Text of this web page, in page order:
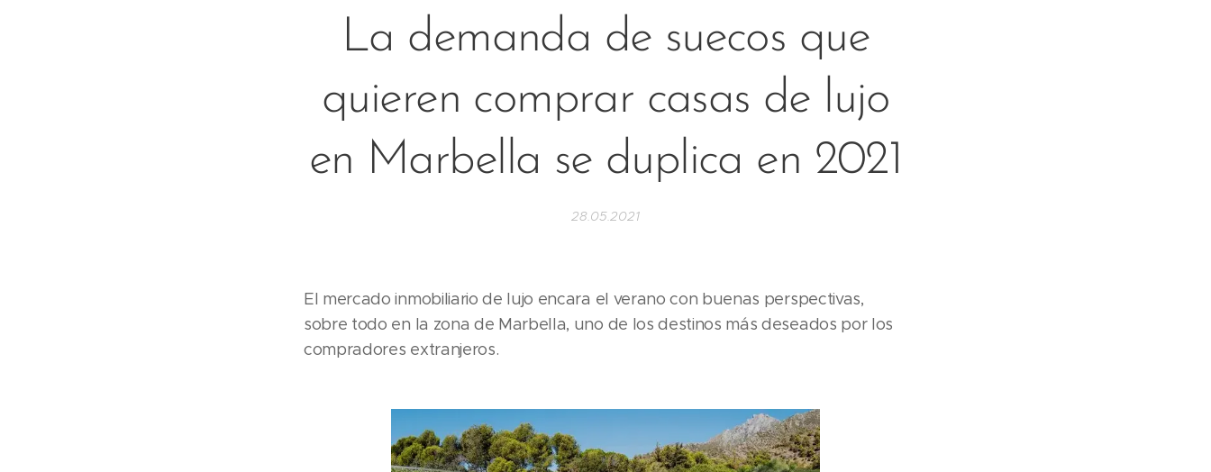
La demanda de suecos que
quieren comprar casas de lujo
en Marbella se duplica en 2021
28.05.2021
El mercado inmobiliario de lujo encara el verano con buenas perspectivas,
sobre todo en la zona de Marbella, uno de los destinos más deseados por los
compradores extranjeros.